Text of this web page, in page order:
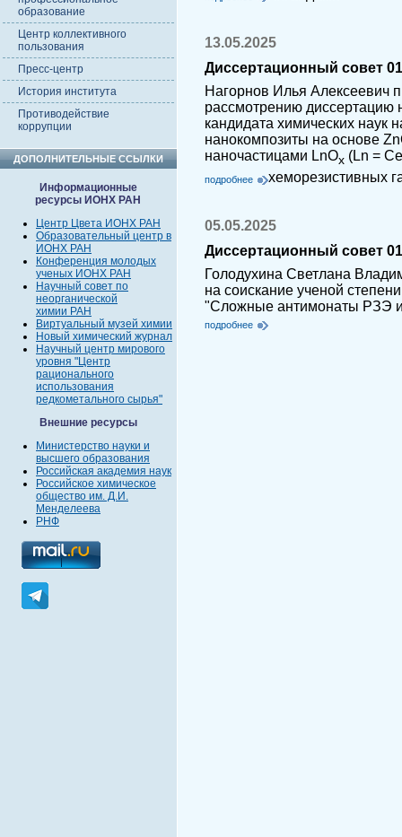
образование
Центр коллективного
пользования
Пресс-центр
История института
Противодействие
коррупции
ДОПОЛНИТЕЛЬНЫЕ ССЫЛКИ
Информационные
ресурсы ИОНХ РАН
Центр Цвета ИОНХ РАН
Образовательный центр в
ИОНХ РАН
Конференция молодых
ученых ИОНХ РАН
Научный совет по
неорганической
химии РАН
Виртуальный музей химии
Новый химический журнал
Научный центр мирового
уровня "Центр
рационального
использования
редкометального сырья"
Внешние ресурсы
Министерство науки и
высшего образования
Российская академия наук
Российское химическое
общество им. Д.И.
Менделеева
РНФ
13.05.2025
Диссертационный совет
Нагорнов Илья Алексеевич
рассмотрению диссертацию
кандидата химических наук
нанокомпозиты на основе
наночастицами LnOx (Ln =
хеморезистивных
подробнее
05.05.2025
Диссертационный совет
Голодухина Светлана
на соискание ученой
"Сложные антимонаты РЗЭ и
подробнее